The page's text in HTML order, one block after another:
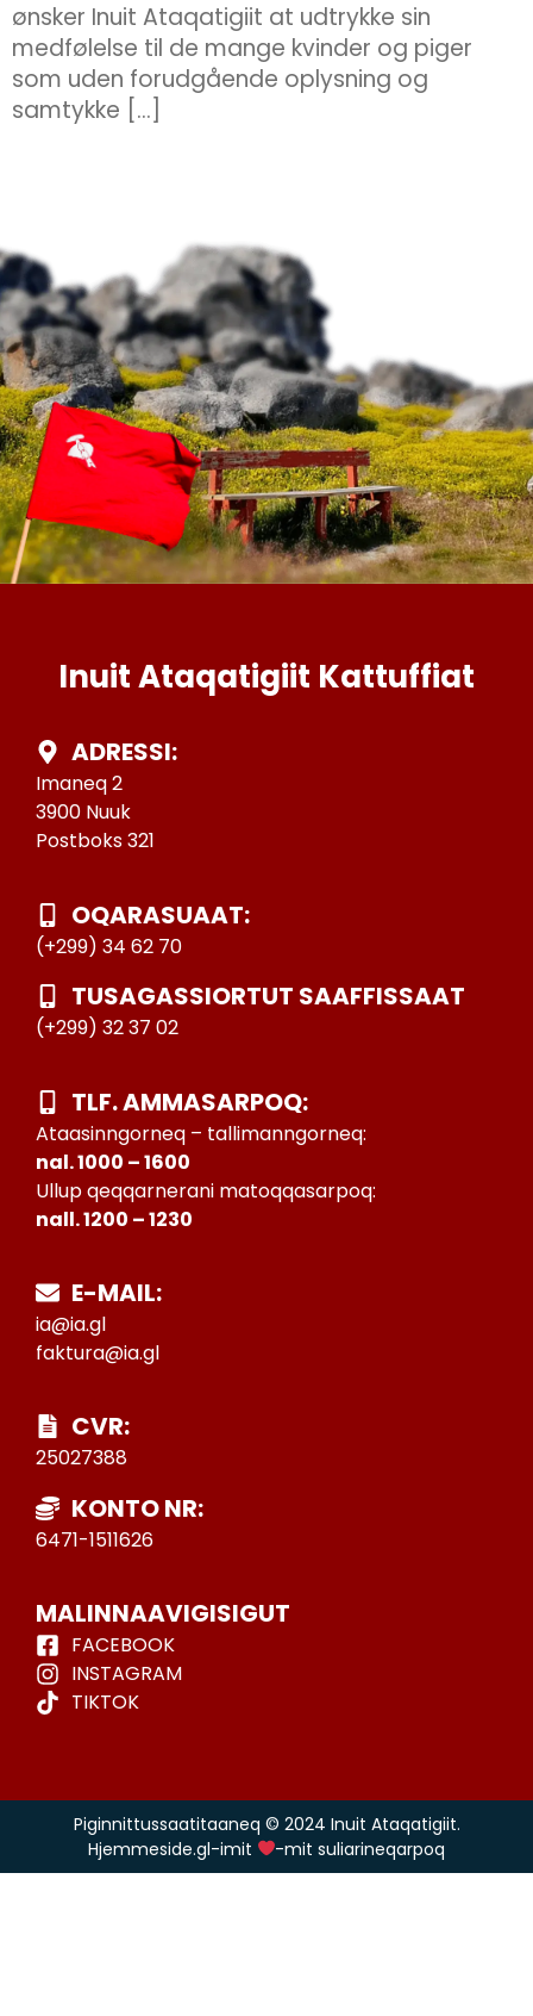
ønsker Inuit Ataqatigiit at udtrykke sin
medfølelse til de mange kvinder og piger
som uden forudgående oplysning og
samtykke […]
Inuit Ataqatigiit Kattuffiat
ADRESSI:
Imaneq 2
3900 Nuuk
Postboks 321
OQARASUAAT:
(+299) 34 62 70
TUSAGASSIORTUT SAAFFISSAAT
(+299) 32 37 02
TLF. AMMASARPOQ:
Ataasinngorneq – tallimanngorneq:
nal. 1000 – 1600
Ullup qeqqarnerani matoqqasarpoq:
nall. 1200 – 1230
E-MAIL:
ia@ia.gl
faktura@ia.gl
CVR:
25027388
KONTO NR:
6471-1511626
MALINNAAVIGISIGUT
FACEBOOK
INSTAGRAM
TIKTOK
Piginnittussaatitaaneq © 2024 Inuit Ataqatigiit.
Hjemmeside.gl-imit
-mit suliarineqarpoq